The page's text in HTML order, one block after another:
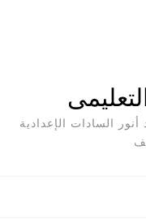
السادات الإعدادية